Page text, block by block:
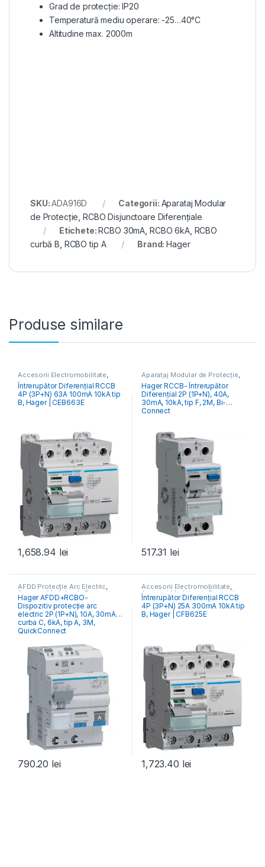
Grad de protecție: IP20
Temperatură mediu operare: -25…40°C
Altitudine max. 2000m
SKU:ADA916D Categorii: Aparataj Modular
de Protecție ,RCBO Disjunctoare Diferențiale
Etichete:RCBO 30mA RCBO 6kA, RCBO
curbă B RCBO tip A Brand:Hager
Produse similare
Accesorii Electromobilitate,
Aparataj Modular de Protecție,
Monitorizare & Control PV,
RCCB Întrerupătoare Diferențiale
Întrerupător Diferențial RCCB
4P (3P+N) 63A 100mA 10kA tip
B, Hager | CEB663E
1,658.94 lei
Aparataj Modular de Protecție,
RCCB Întrerupătoare Diferențiale
Hager RCCB- Întrerupător
Diferențial 2P (1P+N), 40A,
30mA, 10kA, tip F, 2M, Bi-
Connect
517.31 lei
AFDD Protecție Arc Electric,
Aparataj Modular de Protecție
Distribuția Energiei
Hager AFDD+RCBO-
Dispozitiv protecție arc
electric 2P (1P+N), 10A, 30mA,
curba C, 6kA, tip A, 3M,
QuickConnect
790.20 lei
Accesorii Electromobilitate,
Aparataj Modular de Protecție,
Monitorizare & Control PV,
RCCB Întrerupătoare Diferențiale
Întrerupător Diferențial RCCB
4P (3P+N) 25A 300mA 10kA tip
B, Hager | CFB625E
1,723.40 lei